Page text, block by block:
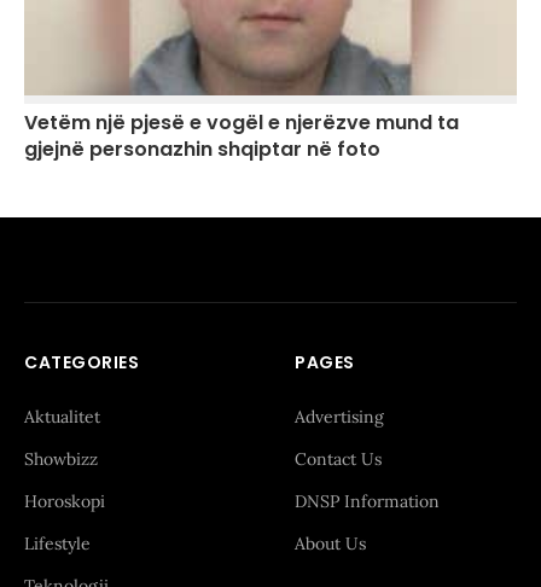
Vetëm një pjesë e vogël e njerëzve mund ta
gjejnë personazhin shqiptar në foto
CATEGORIES
Aktualitet
Showbizz
Horoskopi
Lifestyle
PAGES
Advertising
Contact Us
DNSP Information
About Us